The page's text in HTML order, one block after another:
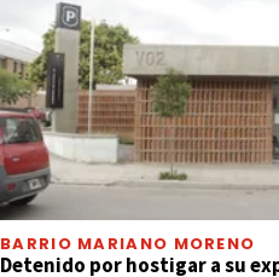
BARRIO MARIANO MORENO
Detenido por hostigar a su